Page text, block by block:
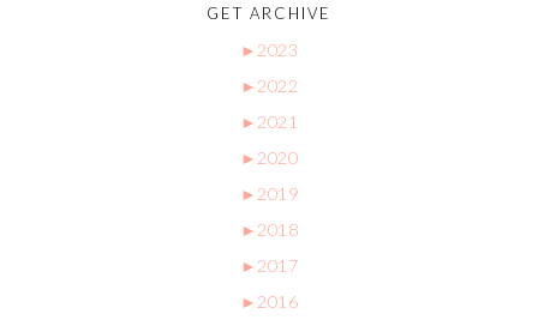
GET ARCHIVE
► 2023
► 2022
► 2021
► 2020
► 2019
► 2018
► 2017
► 2016